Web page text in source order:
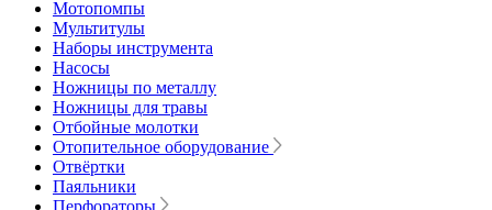
Мотопомпы
Мультитулы
Наборы инструмента
Насосы
Ножницы по металлу
Ножницы для травы
Отбойные молотки
Отопительное оборудование
Отвёртки
Паяльники
Перфораторы